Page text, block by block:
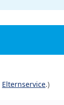
Elternservice.)